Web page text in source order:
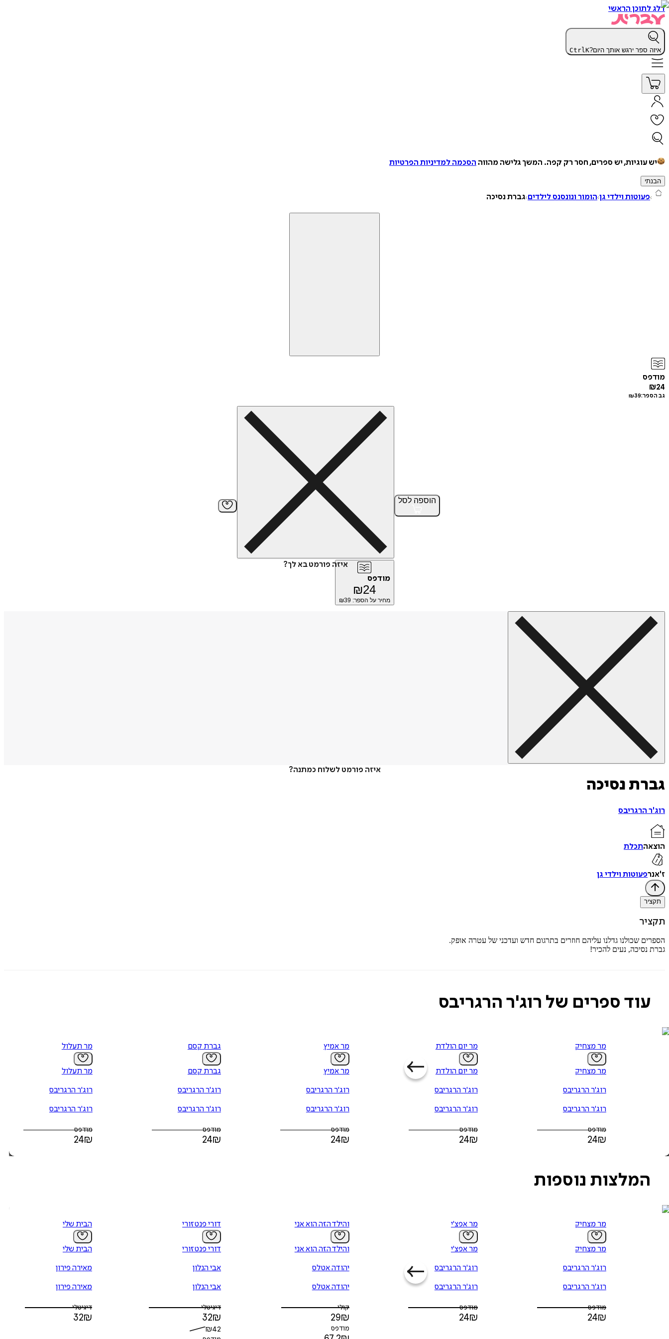
דלג לתוכן הראשי
איזה ספר ירגש אותך היום? CtrlK
יש עוגיות, יש ספרים, חסר רק קפה. המשך גלישה מהווה הסכמה למדיניות הפרטיות
הבנתי
פעוטות וילדי גן הומור ונונסנס לילדים גברת נסיכה
מודפס
₪24
גב הספר: ₪39
הוספה לסל
איזה פורמט בא לך?
מודפס
₪24
מחיר על הספר: ₪ 39
איזה פורמט לשלוח כמתנה?
הוספה לסל
איזה פורמט בא לך?
גברת נסיכה
רוג'ר הרגריבס
הוצאהתכלת
ז'אנרפעוטות וילדי גן
תקציר
תקציר
הספרים שכולנו גדלנו עליהם חוזרים בתרגום חדש ועדכני של עטרה אופק.
גברת נסיכה, נעים להכיר!
עוד ספרים של רוג'ר הרגריבס
מר מצחיק
מר מצחיק
רוג'ר הרגריבס
רוג'ר הרגריבס
מודפס
24₪
מר יום הולדת
מר יום הולדת
רוג'ר הרגריבס
רוג'ר הרגריבס
מודפס
24₪
מר אמיץ
מר אמיץ
רוג'ר הרגריבס
רוג'ר הרגריבס
מודפס
24₪
גברת קסם
גברת קסם
רוג'ר הרגריבס
רוג'ר הרגריבס
מודפס
24₪
מר תעלול
מר תעלול
רוג'ר הרגריבס
רוג'ר הרגריבס
מודפס
24₪
המלצות נוספות
מר מצחיק
מר מצחיק
רוג'ר הרגריבס
רוג'ר הרגריבס
מודפס
24₪
מר אפצ'י
מר אפצ'י
רוג'ר הרגריבס
רוג'ר הרגריבס
מודפס
24₪
והילד הזה הוא אני
והילד הזה הוא אני
יהודה אטלס
יהודה אטלס
קולי
29₪
מודפס
דורי פנטזורי
דורי פנטזורי
אבי הנלון
אבי הנלון
דיגיטלי
32₪
₪42
הבית שלי
הבית שלי
מאירה פירון
מאירה פירון
דיגיטלי
32₪